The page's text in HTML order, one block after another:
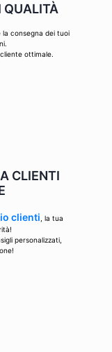
QUALITÀ
consegna dei tuoi
ottimale.
CLIENTI
clienti , la tua
personalizzati,